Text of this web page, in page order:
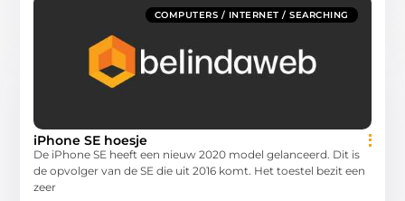
COMPUTERS / INTERNET / SEARCHING
iPhone SE hoesje
De iPhone SE heeft een nieuw 2020 model gelanceerd. Dit is
de opvolger van de SE die uit 2016 komt. Het toestel bezit een
zeer